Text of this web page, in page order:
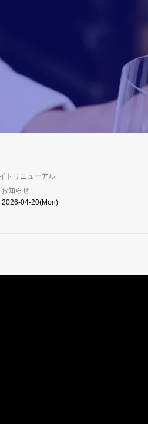
トリニューアル
お知らせ
2026-04-20(Mon)